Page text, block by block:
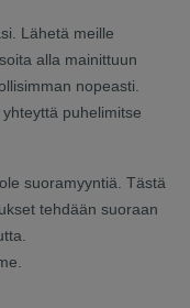
Lähetä meille
alla mainittuun
nopeasti.
puhelimitse
suoramyyntiä. Tästä
tehdään suoraan